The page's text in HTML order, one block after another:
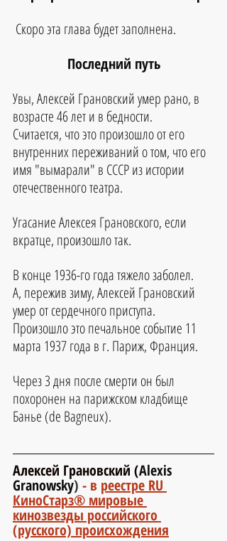
Скоро эта глава будет заполнена.
Последний путь
Увы, Алексей Грановский умер рано, в
возрасте 46 лет и в бедности.
Считается, что это произошло от его
внутренних переживаний о том, что его
имя "вымарали" в СССР из истории
отечественного театра.
Угасание Алексея Грановского, если
вкратце, произошло так.
В конце 1936-го года тяжело заболел.
А, пережив зиму, Алексей Грановский
умер от сердечного приступа.
Произошло это печальное событие 11
марта 1937 года в г. Париж, Франция.
Через 3 дня после смерти он был
похоронен на парижском кладбище
Банье (de Bagneux).
Алексей Грановский (Alexis
Granowsky) - в реестре RU
КиноСтарз® мировые
кинозвезды российского
(русского) происхождения